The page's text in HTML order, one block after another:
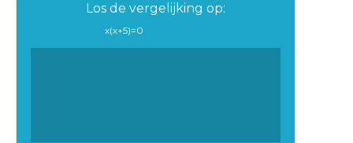
Los de vergelijking op:
x(x+5)=0